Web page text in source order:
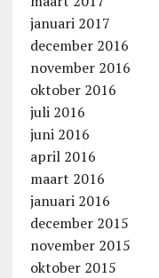
januari 2017
december 2016
november 2016
oktober 2016
juli 2016
juni 2016
april 2016
maart 2016
januari 2016
december 2015
november 2015
oktober 2015